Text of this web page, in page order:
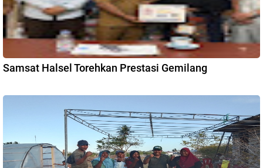
Samsat Halsel Torehkan Prestasi Gemilang